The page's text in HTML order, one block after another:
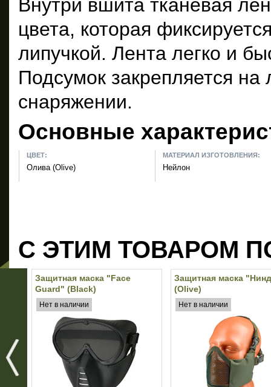
Внутри вшита тканевая
цвета, которая
липучкой. Лента легко и
Подсумок закрепляется
снаряжении.
Основные
ЦВЕТ:
Олива (Olive)
МАТЕРИАЛ ИЗГОТОВЛЕНИЯ:
Нейлон
С ЭТИМ ТОВАРОМ
Защитная маска "Face
Guard" (Black)
Нет в наличии
Защитная маска
(Olive)
Нет в наличии